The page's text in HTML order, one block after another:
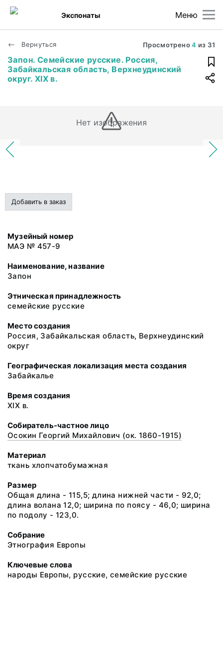
Меню
Экспонаты
Вернуться Просмотрено4 из 31
Запон. Семейские русские. Россия,
Забайкальская область, Верхнеудинский
округ. XIX в.
Нет изображения
Добавить в заказ
Музейный номер
МАЭ № 457-9
Наименование, название
Запон
Этническая принадлежность
семейские русские
Место создания
Россия, Забайкальская область, Верхнеудинский
округ
Географическая локализация места создания
Забайкалье
Время создания
XIX в.
Собиратель-частное лицо
Осокин Георгий Михайлович (ок. 1860-1915)
Материал
ткань хлопчатобумажная
Размер
Общая длина - 115,5; длина нижней части - 92,0;
длина волана 12,0; ширина по поясу - 46,0; ширина
по подолу - 123,0.
Собрание
Этнография Европы
Ключевые слова
народы Европы, русские, семейские русские